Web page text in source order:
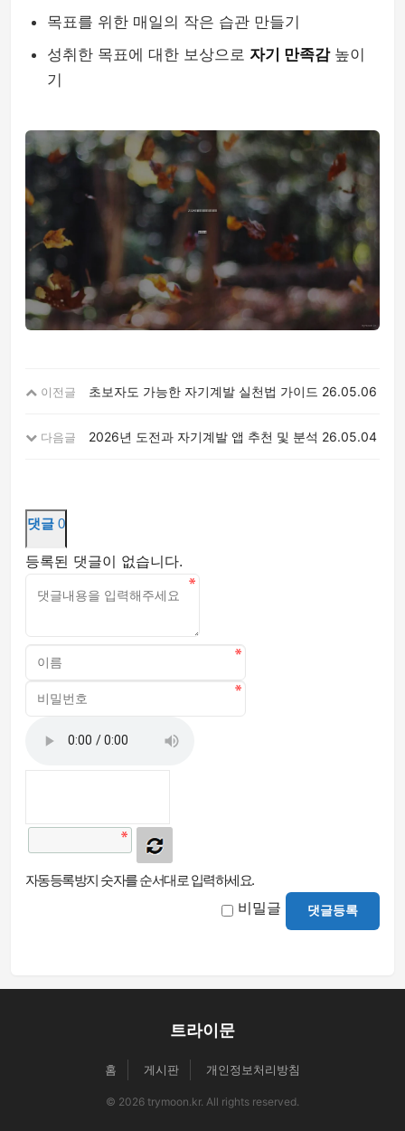
목표를 위한 매일의 작은 습관 만들기
성취한 목표에 대한 보상으로 자기 만족감높이
기
이전글 초보자도 가능한 자기계발 실천법 가이드 26.05.06
다음글 2026년 도전과 자기계발 앱 추천 및 분석 26.05.04
댓글 0
등록된 댓글이 없습니다.
자동등록방지 숫자를 순서대로 입력하세요.
비밀글 댓글등록
트라이문
홈 게시판 개인정보처리방침
© 2026 trymoon.kr. All rights reserved.